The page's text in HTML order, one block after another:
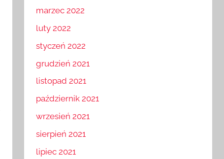
marzec 2022
luty 2022
styczeń 2022
grudzień 2021
listopad 2021
październik 2021
wrzesień 2021
sierpień 2021
lipiec 2021